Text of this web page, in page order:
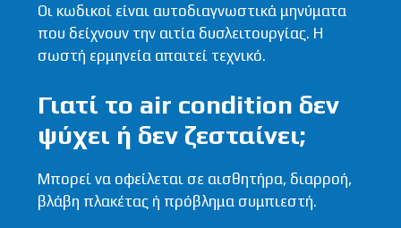
Οι κωδικοί είναι αυτοδιαγνωστικά μηνύματα
που δείχνουν την αιτία δυσλειτουργίας. Η
σωστή ερμηνεία απαιτεί τεχνικό.
Γιατί το air condition δεν
ψύχει ή δεν ζεσταίνει;
Μπορεί να οφείλεται σε αισθητήρα, διαρροή,
βλάβη πλακέτας ή πρόβλημα συμπιεστή.